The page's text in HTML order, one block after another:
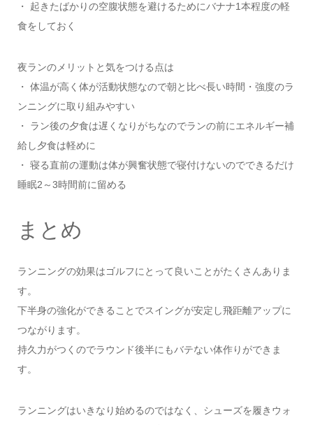
・ 起きたばかりの空腹状態を避けるためにバナナ1本程度の軽
食をしておく
夜ランのメリットと気をつける点は
・ 体温が高く体が活動状態なので朝と比べ長い時間・強度のラ
ンニングに取り組みやすい
・ ラン後の夕食は遅くなりがちなのでランの前にエネルギー補
給し夕食は軽めに
・ 寝る直前の運動は体が興奮状態で寝付けないのでできるだけ
睡眠2～3時間前に留める
まとめ
ランニングの効果はゴルフにとって良いことがたくさんありま
す。
下半身の強化ができることでスイングが安定し飛距離アップに
つながります。
持久力がつくのでラウンド後半にもバテない体作りができま
す。
ランニングはいきなり始めるのではなく、シューズを履きウォ